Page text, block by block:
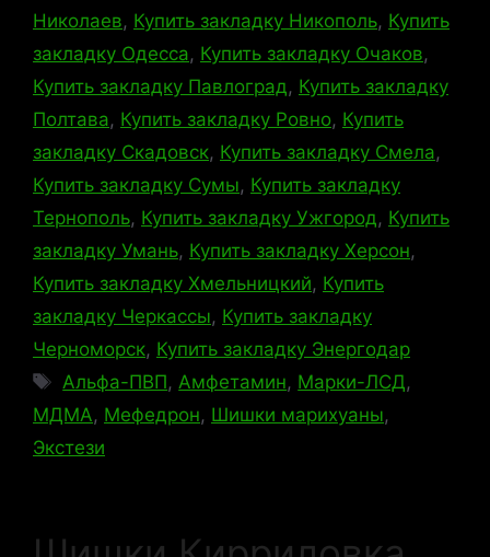
Николаев, Купить закладку Никополь, Купить
закладку Одесса, Купить закладку Очаков,
Купить закладку Павлоград, Купить закладку
Полтава, Купить закладку Ровно, Купить
закладку Скадовск, Купить закладку Смела,
Купить закладку Сумы, Купить закладку
Тернополь, Купить закладку Ужгород, Купить
закладку Умань, Купить закладку Херсон,
Купить закладку Хмельницкий, Купить
закладку Черкассы, Купить закладку
Черноморск, Купить закладку Энергодар
Метки
Альфа-ПВП, Амфетамин, Марки-ЛСД,
МДМА, Мефедрон, Шишки марихуаны,
Экстези